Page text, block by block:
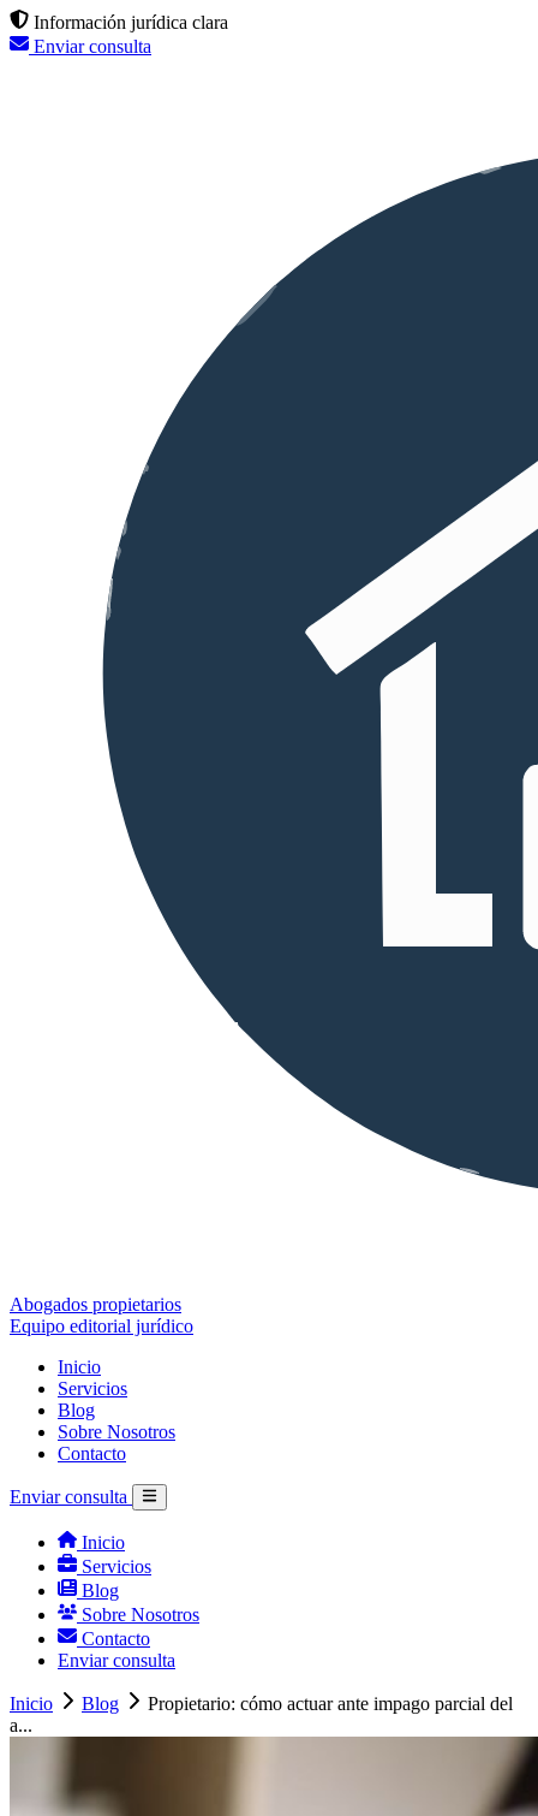
Información jurídica clara
Enviar consulta
Abogados propietarios
Equipo editorial jurídico
Inicio
Servicios
Blog
Sobre Nosotros
Contacto
Enviar consulta
Inicio
Servicios
Blog
Sobre Nosotros
Contacto
Enviar consulta
Inicio Blog
Propietario: cómo actuar ante impago parcial del
a...